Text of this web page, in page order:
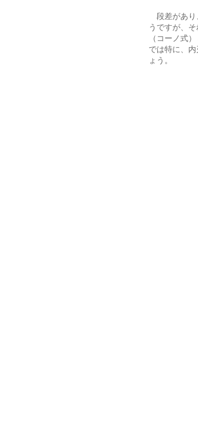
段差があり
うですが、
（コーノ式
では特に、
ょう。